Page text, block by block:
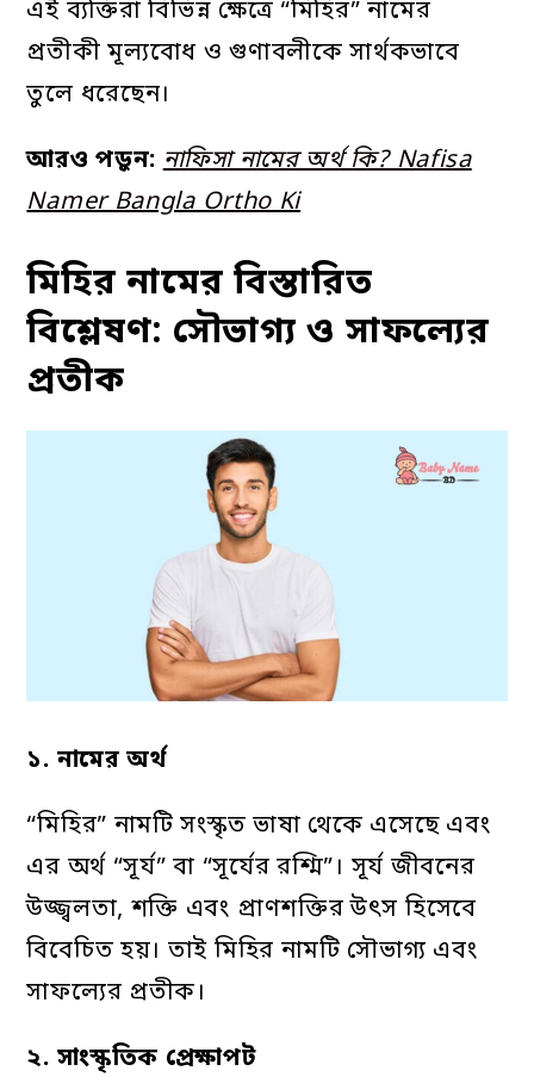
এই ব্যক্তিরা বিভিন্ন ক্ষেত্রে “মিহির” নামের
প্রতীকী মূল্যবোধ ও গুণাবলীকে সার্থকভাবে
তুলে ধরেছেন।
আরও পড়ুন: নাফিসা নামের অর্থ কি? Nafisa
Namer Bangla Ortho Ki
মিহির নামের বিস্তারিত
বিশ্লেষণ: সৌভাগ্য ও সাফল্যের
প্রতীক
১. নামেরঅর্থ
“মিহির” নামটি সংস্কৃত ভাষা থেকে এসেছে এবং
এর অর্থ “সূর্য” বা “সূর্যের রশ্মি”। সূর্য জীবনের
উজ্জ্বলতা, শক্তি এবং প্রাণশক্তির উৎস হিসেবে
বিবেচিত হয়। তাই মিহির নামটি সৌভাগ্য এবং
সাফল্যের প্রতীক।
২. সাংস্কৃতিক প্রেক্ষাপট